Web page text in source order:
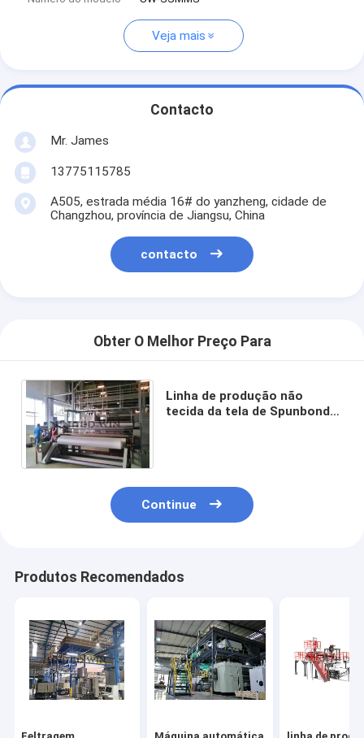
Veja mais
Contacto
Mr. James
13775115785
A505, estrada média 16# do yanzheng, cidade de
Changzhou, província de Jiangsu, China
contacto
Obter O Melhor Preço Para
Linha de produção não
tecida da tela de Spunbond
Continue
Produtos Recomendados